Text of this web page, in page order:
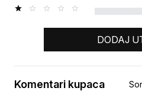
DODAJ
Komentari kupaca